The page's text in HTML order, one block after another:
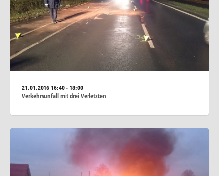
21.01.201616:40 - 18:00
Verkehrsunfall mit drei Verletzten